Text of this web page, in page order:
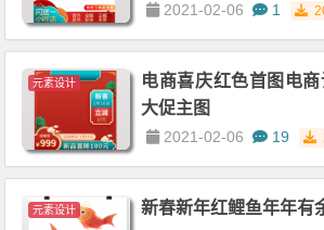
2021-02-06 1
元素设计
电商喜庆红色首图电
大促主图
2021-02-06 19
元素设计 新春新年红鲤鱼年年有